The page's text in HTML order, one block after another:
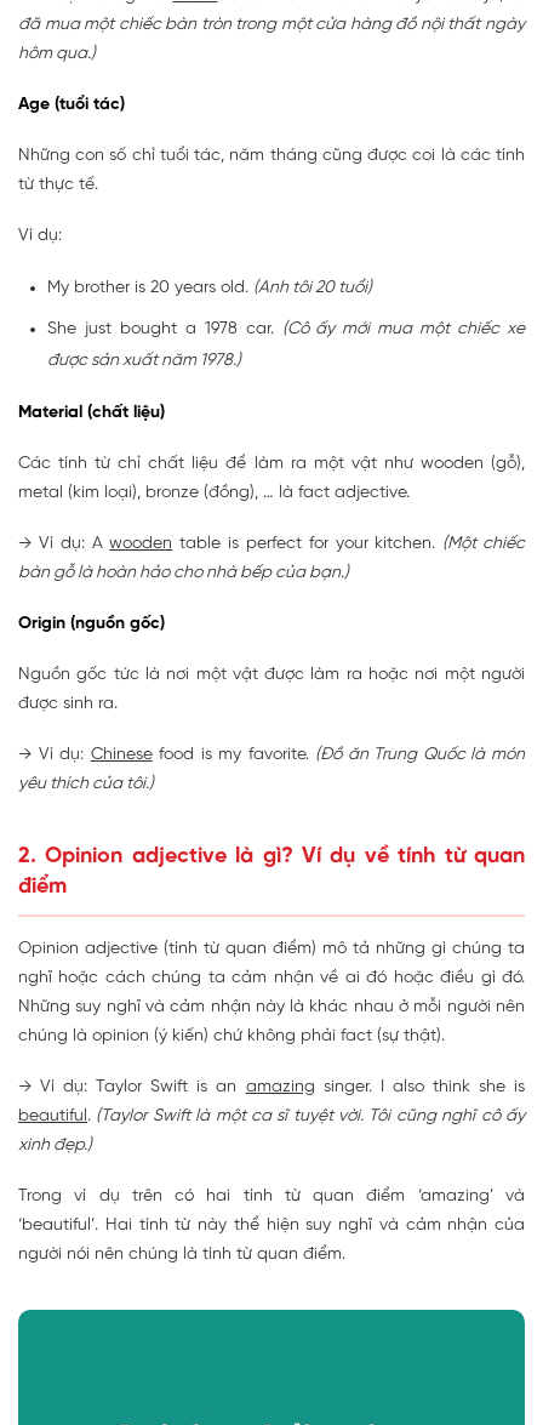
đã mua một chiếc bàn tròn trong một cửa hàng đồ nội thất ngày
hôm qua.)
Age (tuổi tác)
Những con số chỉ tuổi tác, năm tháng cũng được coi là các tính
từ thực tế.
Ví dụ:
My brother is 20 years old. (Anh tôi 20 tuổi)
She just bought a 1978 car. (Cô ấy mới mua một chiếc xe
được sản xuất năm 1978.)
Material (chất liệu)
Các tính từ chỉ chất liệu để làm ra một vật như wooden (gỗ),
metal (kim loại), bronze (đồng), … là fact adjective.
→ Ví dụ: Awooden table is perfect for your kitchen. (Một chiếc
bàn gỗ là hoàn hảo cho nhà bếp của bạn.)
Origin (nguồn gốc)
Nguồn gốc tức là nơi một vật được làm ra hoặc nơi một người
được sinh ra.
→ Ví dụ: Chinesefood is my favorite. (Đồ ăn Trung Quốc là món
yêu thích của tôi.)
2. Opinion adjective là gì? Ví dụ về tính từ quan
điểm
Opinion adjective (tính từ quan điểm) mô tả những gì chúng ta
nghĩ hoặc cách chúng ta cảm nhận về ai đó hoặc điều gì đó.
Những suy nghĩ và cảm nhận này là khác nhau ở mỗi người nên
chúng là opinion (ý kiến) ​​chứ không phải fact (sự thật).
→ Ví dụ: Taylor Swift is an amazing singer. I also think she is
beautiful. (Taylor Swift là một ca sĩ tuyệt vời. Tôi cũng nghĩ cô ấy
xinh đẹp.)
Trong ví dụ trên có hai tính từ quan điểm ‘amazing’ và
‘beautiful’. Hai tính từ này thể hiện suy nghĩ và cảm nhận của
người nói nên chúng là tính từ quan điểm.